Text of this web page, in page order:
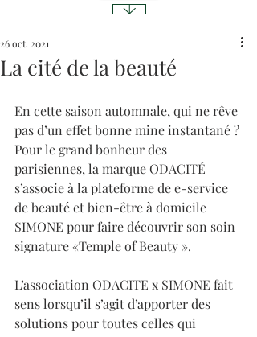
La cité de la beauté
26 oct. 2021
En cette saison automnale, qui ne rêve
pas d’un effet bonne mine instantané ?
Pour le grand bonheur des
parisiennes, la marque ODACITÉ
s’associe à la plateforme de e-service
de beauté et bien-être à domicile
SIMONE pour faire découvrir son soin
signature «Temple of Beauty ».
L’association ODACITE x SIMONE fait
sens lorsqu’il s’agit d’apporter des
solutions pour toutes celles qui